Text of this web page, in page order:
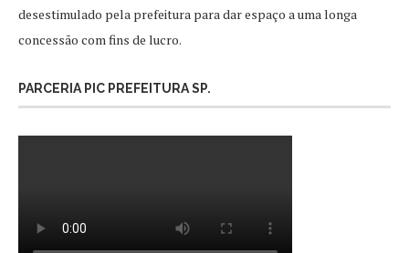
desestimulado pela prefeitura para dar espaço a uma longa
concessão com fins de lucro.
PARCERIA PIC PREFEITURA SP.